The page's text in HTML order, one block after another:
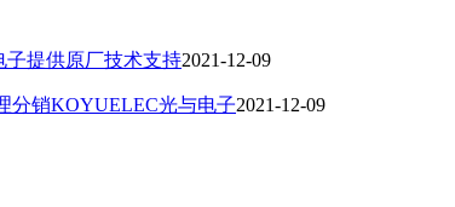
子提供原厂技术支持2021-12-09
分销KOYUELEC光与电子2021-12-09